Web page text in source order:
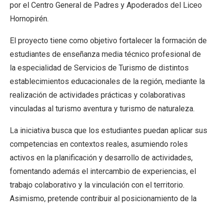
por el Centro General de Padres y Apoderados del Liceo
Hornopirén.
El proyecto tiene como objetivo fortalecer la formación de
estudiantes de enseñanza media técnico profesional de
la especialidad de Servicios de Turismo de distintos
establecimientos educacionales de la región, mediante la
realización de actividades prácticas y colaborativas
vinculadas al turismo aventura y turismo de naturaleza.
La iniciativa busca que los estudiantes puedan aplicar sus
competencias en contextos reales, asumiendo roles
activos en la planificación y desarrollo de actividades,
fomentando además el intercambio de experiencias, el
trabajo colaborativo y la vinculación con el territorio.
Asimismo, pretende contribuir al posicionamiento de la